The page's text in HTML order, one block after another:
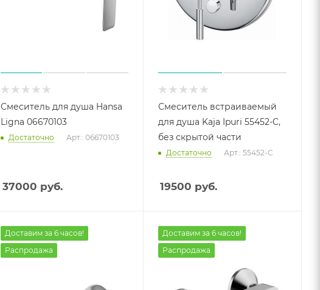
Смеситель для душа Hansa
Ligna 06670103
Достаточно Арт.: 06670103
37000 руб.
Смеситель встраиваемый
для душа Kaja Ipuri 55452-C,
без скрытой части
Достаточно Арт.: 55452-C
19500 руб.
Доставим за 6 часов!
Распродажа
Доставим за 6 часов!
Распродажа